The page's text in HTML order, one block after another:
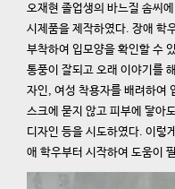
오재현 졸업생의 바느질 솜씨
시제품을 제작하였다. 장애 학
부착하여 입모양을 확인할 수
통풍이 잘되고 오래 이야기를
자인, 여성 착용자를 배려하여
스크에 묻지 않고 피부에 닿아
디자인 등을 시도하였다. 이렇
애 학우부터 시작하여 도움이